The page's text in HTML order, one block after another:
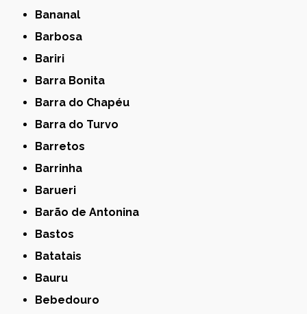
Bananal
Barbosa
Bariri
Barra Bonita
Barra do Chapéu
Barra do Turvo
Barretos
Barrinha
Barueri
Barão de Antonina
Bastos
Batatais
Bauru
Bebedouro